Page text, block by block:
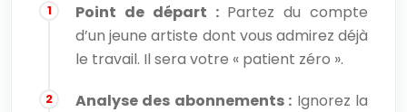
Point de départ :Partez du compte
d’un jeune artiste dont vous admirez déjà
le travail. Il sera votre « patient zéro ».
Analyse des abonnements : Ignorez la